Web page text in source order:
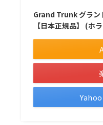
Grand Trunk グラン
【日本正規品】 (ホ